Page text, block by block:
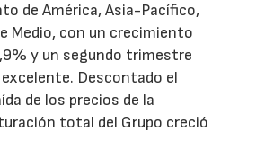
de América, Asia-Pacífico,
Medio, con un crecimiento
y un segundo trimestre
Descontado el
de los precios de la
total del Grupo creció